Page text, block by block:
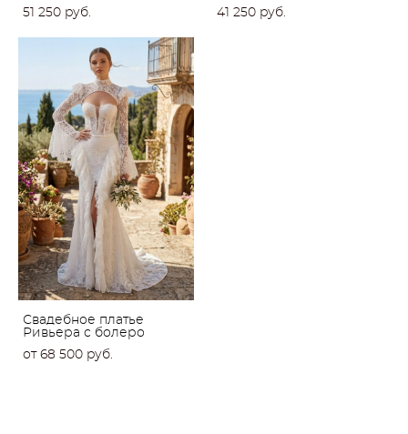
51 250 pуб.
41 250 pуб.
Свадебное платье
Ривьера с болеро
от 68 500 pуб.